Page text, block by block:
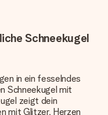
Schneekugel
in ein fesselndes
Schneekugel mit
zeigt dein
mit Glitzer, Herzen